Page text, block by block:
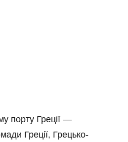
порту Греції —
Греції, Грецько-